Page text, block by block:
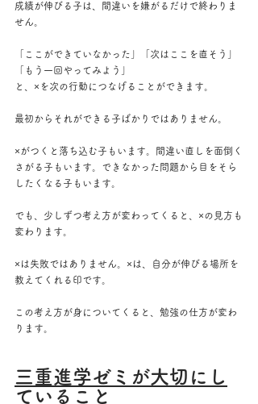
成績が伸びる子は、間違いを嫌がるだけで終わりま
せん。
「ここができていなかった」「次はここを直そう」
「もう一回やってみよう」
と、×を次の行動につなげることができます。
最初からそれができる子ばかりではありません。
×がつくと落ち込む子もいます。間違い直しを面倒く
さがる子もいます。できなかった問題から目をそら
したくなる子もいます。
でも、少しずつ考え方が変わってくると、×の見方も
変わります。
×は失敗ではありません。×は、自分が伸びる場所を
教えてくれる印です。
この考え方が身についてくると、勉強の仕方が変わ
ります。
三重進学ゼミが大切にし
ていること